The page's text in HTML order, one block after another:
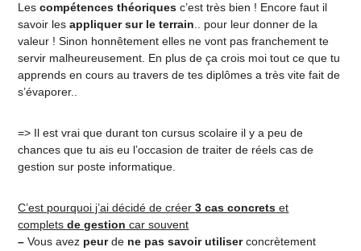
Lescompétences théoriques c’est très bien ! Encore faut il
savoir lesappliquer sur le terrain .. pour leur donner de la
valeur ! Sinon honnêtement elles ne vont pas franchement te
servir malheureusement. En plus de ça crois moi tout ce que tu
apprends en cours au travers de tes diplômes a très vite fait de
s’évaporer..
=> Il est vrai que durant ton cursus scolaire il y a peu de
chances que tu ais eu l’occasion de traiter de réels cas de
gestion sur poste informatique.
C’est pourquoi j’ai décidé de créer3 cas concrets et
completsde gestion car souvent
–Vous avez peurde ne pas savoir utiliserconcrètement